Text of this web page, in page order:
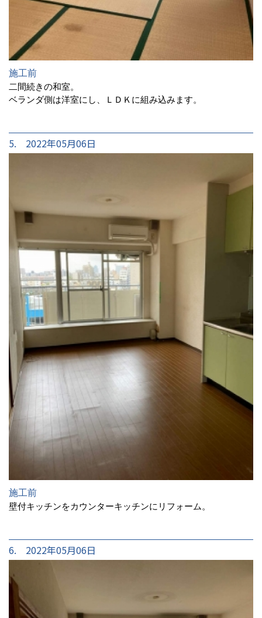
施工前
二間続きの和室。
ベランダ側は洋室にし、ＬＤＫに組み込みます。
5. 2022年05月06日
施工前
壁付キッチンをカウンターキッチンにリフォーム。
6. 2022年05月06日